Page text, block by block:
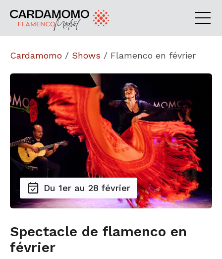
Cardamomo / Shows / Flamenco en février
Du 1er au 28 février
Spectacle de flamenco en
février